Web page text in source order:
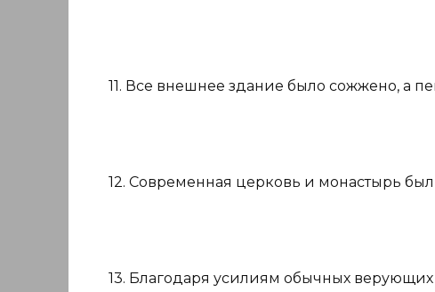
11. Все внешнее здание было сожжено, а
12. Современная церковь и монастырь
13. Благодаря усилиям обычных